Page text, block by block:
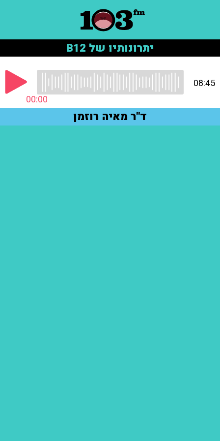
יתרונותיו של B12
00:00
08:45
ד"ר מאיה רוזמן